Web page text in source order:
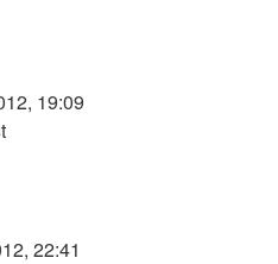
19:09
22:41